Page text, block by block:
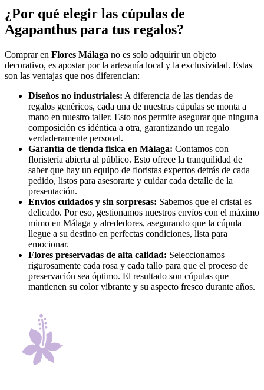
¿Por qué elegir las cúpulas de
Agapanthus para tus regalos?
Comprar en Flores Málaga no es solo adquirir un objeto
decorativo, es apostar por la artesanía local y la exclusividad. Estas
son las ventajas que nos diferencian:
Diseños no industriales: A diferencia de las tiendas de
regalos genéricos, cada una de nuestras cúpulas se monta a
mano en nuestro taller. Esto nos permite asegurar que ninguna
composición es idéntica a otra, garantizando un regalo
verdaderamente personal.
Garantía de tienda física en Málaga: Contamos con
floristería abierta al público. Esto ofrece la tranquilidad de
saber que hay un equipo de floristas expertos detrás de cada
pedido, listos para asesorarte y cuidar cada detalle de la
presentación.
Envíos cuidados y sin sorpresas: Sabemos que el cristal es
delicado. Por eso, gestionamos nuestros envíos con el máximo
mimo en Málaga y alrededores, asegurando que la cúpula
llegue a su destino en perfectas condiciones, lista para
emocionar.
Flores preservadas de alta calidad: Seleccionamos
rigurosamente cada rosa y cada tallo para que el proceso de
preservación sea óptimo. El resultado son cúpulas que
mantienen su color vibrante y su aspecto fresco durante años.